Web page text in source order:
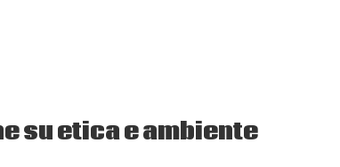
su etica e ambiente